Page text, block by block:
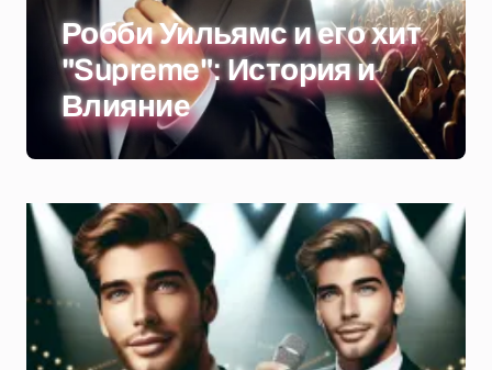
Робби Уильямс и его хит
"Supreme": История и
Влияние